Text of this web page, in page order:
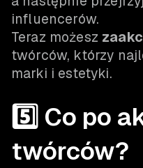
influencerów.
Teraz możesz
twórców, którzy
marki i estetyki.
5️⃣ Co po
twórców?